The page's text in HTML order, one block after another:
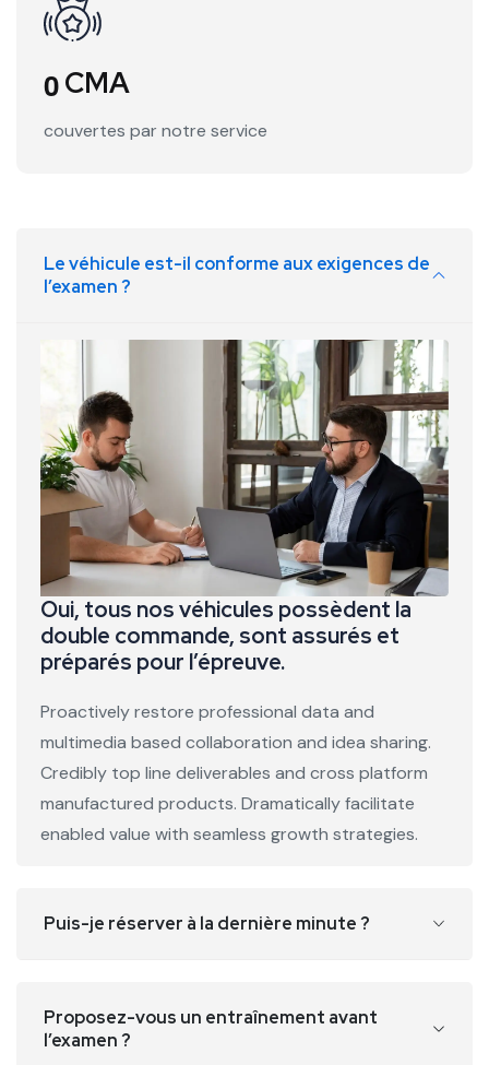
0CMA
couvertes par notre service
Le véhicule est-il conforme aux exigences de
l’examen ?
Oui, tous nos véhicules possèdent la
double commande, sont assurés et
préparés pour l’épreuve.
Proactively restore professional data and
multimedia based collaboration and idea sharing.
Credibly top line deliverables and cross platform
manufactured products. Dramatically facilitate
enabled value with seamless growth strategies.
Puis-je réserver à la dernière minute ?
Proposez-vous un entraînement avant
l’examen ?